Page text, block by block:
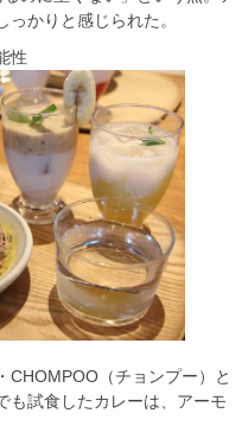
かりと感じられた。
性
CHOMPOO（チョンプー）と
も試食したカレーは、アーモ